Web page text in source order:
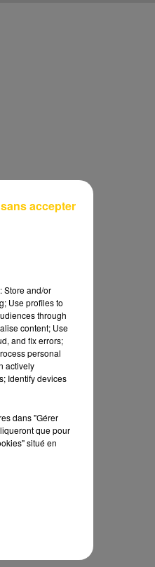
Store and/or
Use profiles to
through
content; Use
and fix errors;
personal
actively
Identify devices
dans "Gérer
que pour
situé en
accepter